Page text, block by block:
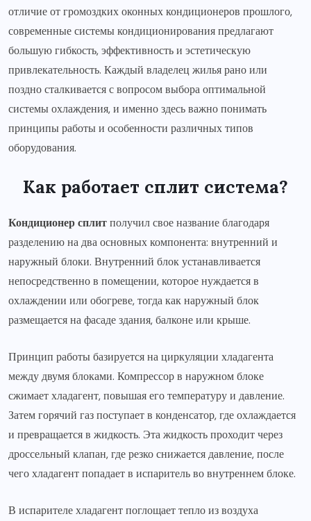
отличие от громоздких оконных кондиционеров прошлого,
современные системы кондиционирования предлагают
большую гибкость, эффективность и эстетическую
привлекательность. Каждый владелец жилья рано или
поздно сталкивается с вопросом выбора оптимальной
системы охлаждения, и именно здесь важно понимать
принципы работы и особенности различных типов
оборудования.
Как работает сплит система?
Кондиционер сплитполучил свое название благодаря
разделению на два основных компонента: внутренний и
наружный блоки. Внутренний блок устанавливается
непосредственно в помещении, которое нуждается в
охлаждении или обогреве, тогда как наружный блок
размещается на фасаде здания, балконе или крыше.
Принцип работы базируется на циркуляции хладагента
между двумя блоками. Компрессор в наружном блоке
сжимает хладагент, повышая его температуру и давление.
Затем горячий газ поступает в конденсатор, где охлаждается
и превращается в жидкость. Эта жидкость проходит через
дроссельный клапан, где резко снижается давление, после
чего хладагент попадает в испаритель во внутреннем блоке.
В испарителе хладагент поглощает тепло из воздуха